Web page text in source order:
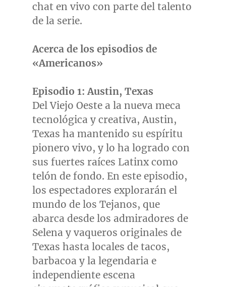
chat en vivo con parte del talento
de la serie.
Acerca de los episodios de
«Americanos»
Episodio 1:Austin, Texas
DelViejo Oestea la nueva meca
tecnológica y creativa,Austin,
Texas ha mantenido su espíritu
pionero vivo, y lo ha logrado con
sus fuertes raíces Latinx como
telón de fondo. En este episodio,
los espectadores explorarán el
mundo de los Tejanos, que
abarca desde los admiradores de
Selena y vaqueros originales de
Texas hasta locales de tacos,
barbacoa y la legendaria e
independiente escena